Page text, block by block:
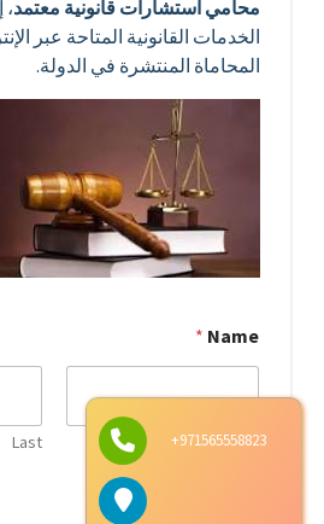
محامي استشارات قانونية معتمد،
الخدمات القانونية المتاحة عبر
المحاماة المنتشرة في الدولة.
Name
*
First
Last 971565558823+